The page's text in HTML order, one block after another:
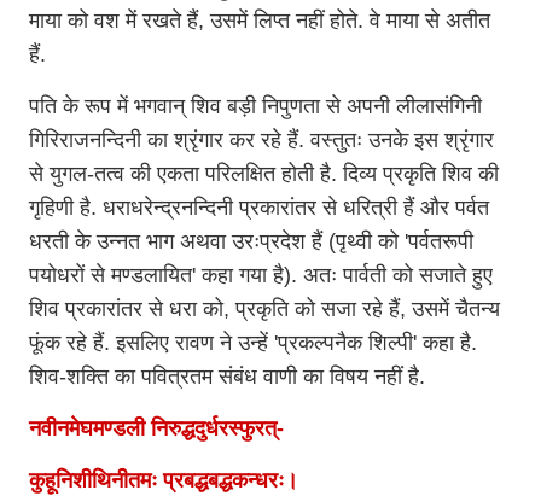
माया को वश में रखते हैं, उसमें लिप्त नहीं होते. वे माया से अतीत
हैं.
पति के रूप में भगवान् शिव बड़ी निपुणता से अपनी लीलासंगिनी
गिरिराजनन्दिनी का श्रृंगार कर रहे हैं. वस्तुतः उनके इस श्रृंगार
से युगल-तत्व की एकता परिलक्षित होती है. दिव्य प्रकृति शिव की
गृहिणी है. धराधरेन्द्रनन्दिनी प्रकारांतर से धरित्री हैं और पर्वत
धरती के उन्नत भाग अथवा उरःप्रदेश हैं (पृथ्वी को 'पर्वतरूपी
पयोधरों से मण्डलायित' कहा गया है). अतः पार्वती को सजाते हुए
शिव प्रकारांतर से धरा को, प्रकृति को सजा रहे हैं, उसमें चैतन्य
फूंक रहे हैं. इसलिए रावण ने उन्हें 'प्रकल्पनैक शिल्पी' कहा है.
शिव-शक्ति का पवित्रतम संबंध वाणी का विषय नहीं है.
नवीनमेघमण्डली निरुद्धदुर्धरस्फुरत्-
कुहूनिशीथिनीतमः प्रबद्धबद्धकन्धरः।